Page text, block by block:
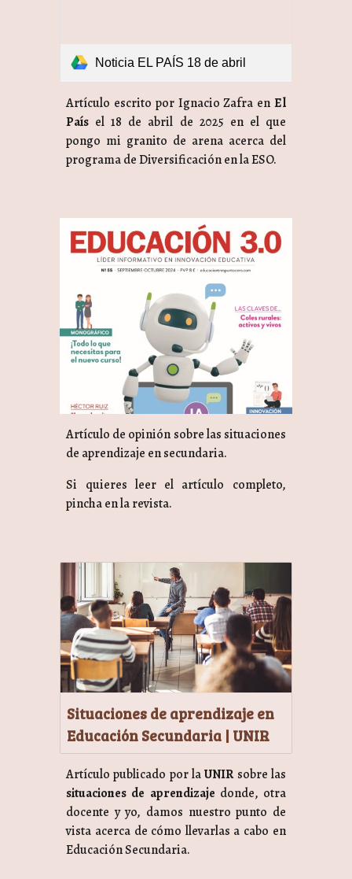
Noticia EL PAÍS 18 de abril
Artículo escrito por Ignacio Zafra en El
País el 18 de abril de 2025 en el que
pongo mi granito de arena acerca del
programa de Diversificación en la ESO.
Artículo de opinión sobre las situaciones
de aprendizaje en secundaria.
Si quieres leer el artículo completo,
pincha en la revista.
Situaciones de aprendizaje en
Educación Secundaria | UNIR
Artículo publicado por laUNIR sobre las
situaciones de aprendizaje donde, otra
docente y yo, damos nuestro punto de
vista acerca de cómo llevarlas a cabo en
Educación Secundaria.